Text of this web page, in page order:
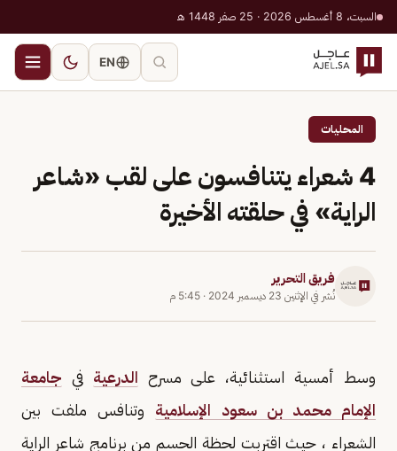
السبت، 8 أغسطس 2026 · 25 صفر 1448 هـ
EN
المحليات
4 شعراء يتنافسون على لقب «شاعر
الراية» في حلقته الأخيرة
فريق التحرير
نُشر في الإثنين 23 ديسمبر 2024 · 5:45 م
وسط أمسية استثنائية، على مسرح الدرعية في جامعة
الإمام محمد بن سعود الإسلامية وتنافس ملفت بين
الشعراء ، حيث اقتربت لحظة الحسم من برنامج شاعر الراية